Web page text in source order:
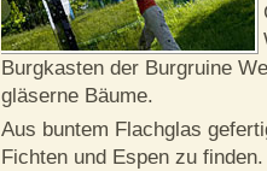
Burgkasten der Burgruine
gläserne Bäume.
Aus buntem Flachglas
Fichten und Espen zu